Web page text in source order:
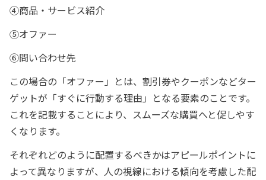
④商品・サービス紹介
⑤オファー
⑥問い合わせ先
この場合の「オファー」とは、割引券やクーポンなどター
ゲットが「すぐに行動する理由」となる要素のことです。
これを記載することにより、スムーズな購買へと促しやす
くなります。
それぞれどのように配置するべきかはアピールポイントに
よって異なりますが、人の視線における傾向を考慮した配